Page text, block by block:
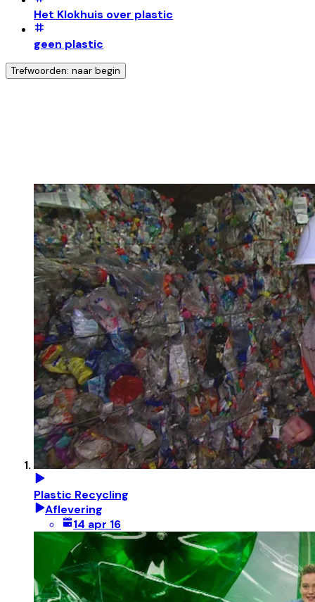
Het Klokhuis over plastic
geen plastic
Trefwoorden: naar begin
Plastic Recycling
Aflevering
14 apr 16